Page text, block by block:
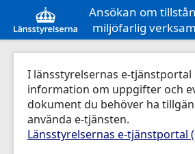
Ansökan om
miljöfarlig
I länsstyrelsernas e-
information om uppgifter och
dokument du behöver ha
använda e-tjänsten.
Länsstyrelsernas e-tjänstportal